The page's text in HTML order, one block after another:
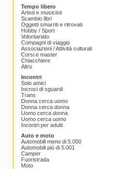
Tempo libero
Artisti e musicisti
Scambio libri
Oggetti smarriti e ritrovati
Hobby / Sport
Volontariato
Compagni di viaggio
Associazioni / Attività culturali
Corsi e master
Chiacchiere
Altro
Incontri
Solo amici
Incroci di sguardi
Trans
Donna cerca uomo
Donna cerca donna
Uomo cerca donna
Uomo cerca uomo
Incontri per adulti
Auto e moto
Automobili meno di 5.000
Automobili più di 5.001
Camper
Fuoristrada
Moto